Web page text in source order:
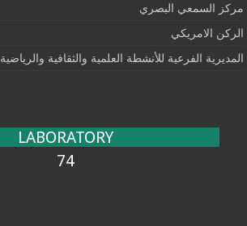
مركز السمعي البصري
الركن الامريكي
المديرية الفرعية للأنشطة العلمية والثقافية والرياضية
LABORATORY
74